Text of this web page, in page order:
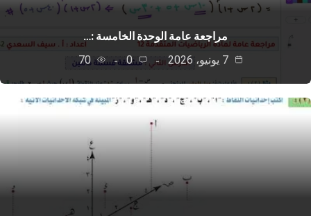
مراجعة عامة الوحدة الخامسة :…
0
70